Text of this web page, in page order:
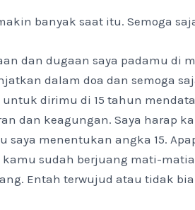
banyak saat itu. Semoga
dan dugaan saya padamu di
dalam doa dan semoga
dirimu di 15 tahun
dan keagungan. Saya harap
saya menentukan angka 15.
kamu sudah berjuang mati-
Entah terwujud atau tidak